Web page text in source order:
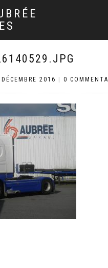
2016 0